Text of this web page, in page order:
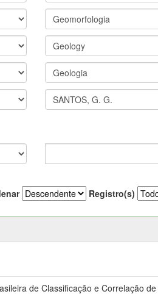
Registro(s)
de Classificação e Correlação